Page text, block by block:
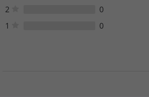
2
0
1
0